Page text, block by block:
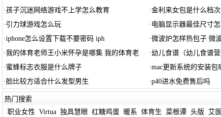
·孩子沉迷网络游戏不上学怎么教育 ·金利来女包是什么档
· 引力球游戏怎么玩 · 电脑显示器最佳尺寸
·iphone怎么设置下载不要密码 iph ·微波炉怎样热包子 微
·我的体育老师王小米怀孕是哪集 我的体育老 ·幼儿食谱（幼儿食谱
· 蜜蜂标志衣服是什么牌子 ·mac更新系统的安装
·脸比较方适合什么发型男生 ·p40进水免费售后吗
热门搜索
职业女性 Virtua 独具慧眼 红糖鸡蛋 暖系 体育生 菜根谭 头版 艾